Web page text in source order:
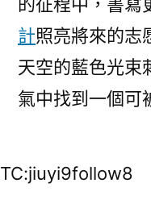
計照亮將來的志
天空的藍色光束
氣中找到一個可
TC:jiuyi9follow8